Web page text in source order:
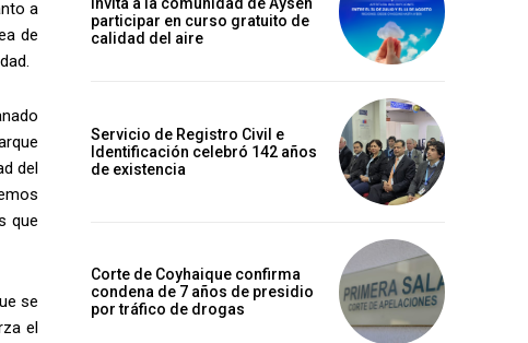
a
de
del
que
se
el
participar en curso gratuito de
calidad del aire
Servicio de Registro Civil e
Identificación celebró 142 años
de existencia
Corte de Coyhaique confirma
condena de 7 años de presidio
por tráfico de drogas